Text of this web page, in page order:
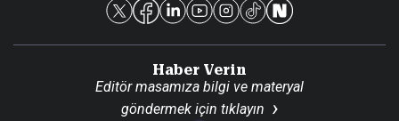
Haber Verin
Editör masamıza bilgi ve materyal
göndermek için tıklayın